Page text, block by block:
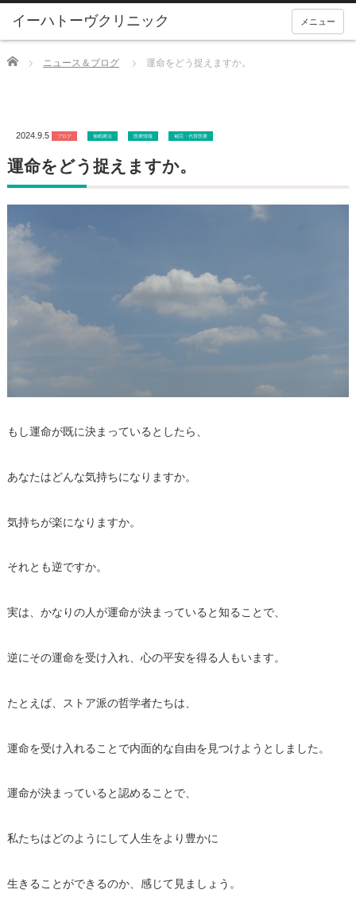
メニュー
Home ニュース＆ブログ 運命をどう捉えますか。
2024.9.5 ブログ 催眠療法 医療情報 補完・代替医療
運命をどう捉えますか。
もし運命が既に決まっているとしたら、
あなたはどんな気持ちになりますか。
気持ちが楽になりますか。
それとも逆ですか。
実は、かなりの人が運命が決まっていると知ることで、
逆にその運命を受け入れ、心の平安を得る人もいます。
たとえば、ストア派の哲学者たちは、
運命を受け入れることで内面的な自由を見つけようとしました。
運命が決まっていると認めることで、
私たちはどのようにして人生をより豊かに
生きることができるのか、感じて見ましょう。